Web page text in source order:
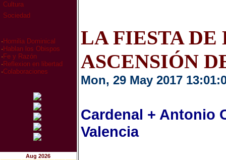
Cultura
Sociedad
· Homilia Dominical
· Hablan los Obispos
· Fe y Razón
· Reflexion en libertad
·Colaboraciones
Aug 2026
LA FIESTA DE
ASCENSIÓN
Mon, 29 May 2017
Cardenal + Antonio
Valencia